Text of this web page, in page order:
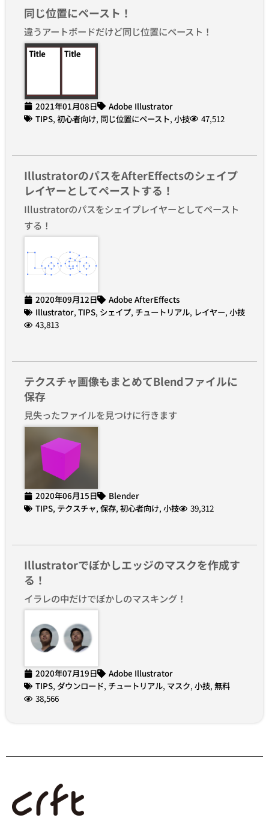
同じ位置にペースト！
違うアートボードだけど同じ位置にペースト！
2021年01月08日
Adobe Illustrator
TIPS, 初心者向け, 同じ位置にペースト, 小技 47,512
IllustratorのパスをAfterEffectsのシェイプ
レイヤーとしてペーストする！
Illustratorのパスをシェイプレイヤーとしてペースト
する！
2020年09月12日
Adobe AfterEffects
Illustrator, TIPS, シェイプ, チュートリアル, レイヤー, 小技
43,813
テクスチャ画像もまとめてBlendファイルに
保存
見失ったファイルを見つけに行きます
2020年06月15日
Blender
TIPS, テクスチャ, 保存, 初心者向け, 小技 39,312
Illustratorでぼかしエッジのマスクを作成す
る！
イラレの中だけでぼかしのマスキング！
2020年07月19日
Adobe Illustrator
TIPS, ダウンロード, チュートリアル, マスク, 小技, 無料
38,566